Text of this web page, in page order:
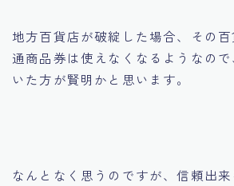
地方百貨店が破綻した場合、その
通商品券は使えなくなるようなの
いた方が賢明かと思います。
なんとなく思うのですが、信頼出